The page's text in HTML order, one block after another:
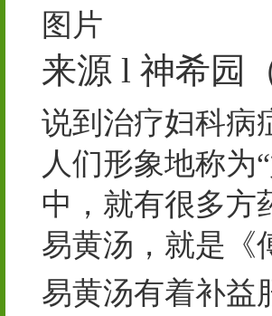
图片
来源 l 神希园
说到治疗妇科病
人们形象地称为
中，就有很多方
易黄汤，就是《
易黄汤有着补益